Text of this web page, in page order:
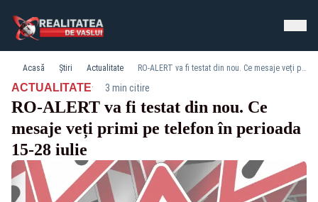
Acasă Știri Actualitate RO-ALERT va fi testat din nou. Ce mesaje veți primi pe telefon în perioada 15-28 iulie
ACTUALITATE· 3 min citire
RO-ALERT va fi testat din nou. Ce
mesaje veți primi pe telefon în perioada
15-28 iulie